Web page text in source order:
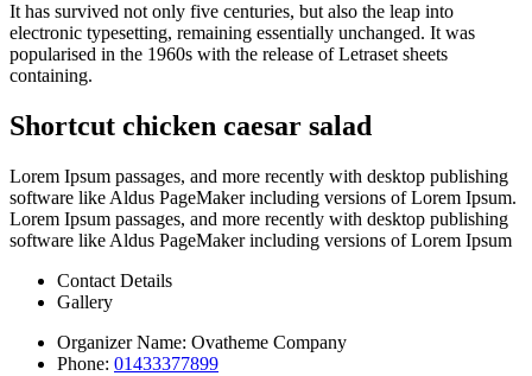
It has survived not only five centuries, but also the leap into
electronic typesetting, remaining essentially unchanged. It was
popularised in the 1960s with the release of Letraset sheets
containing.
Shortcut chicken caesar salad
Lorem Ipsum passages, and more recently with desktop publishing
software like Aldus PageMaker including versions of Lorem Ipsum.
Lorem Ipsum passages, and more recently with desktop publishing
software like Aldus PageMaker including versions of Lorem Ipsum
Contact Details
Gallery
Organizer Name: Ovatheme Company
Phone: 01433377899